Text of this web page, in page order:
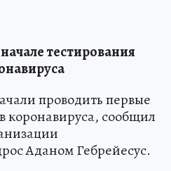
тестирования
проводить первые
коронавируса, сообщил
Аданом Гебрейесус.